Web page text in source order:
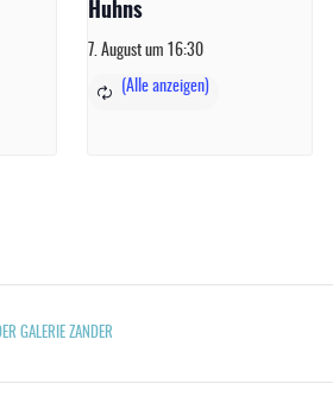
Huhns
7. August um 16:30
GALERIE ZANDER